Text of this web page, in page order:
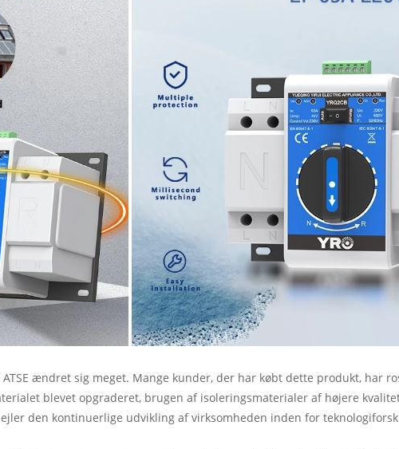
ændret sig meget. Mange kunder, der har købt dette produkt, har
blevet opgraderet, brugen af isoleringsmaterialer af højere
den kontinuerlige udvikling af virksomheden inden for